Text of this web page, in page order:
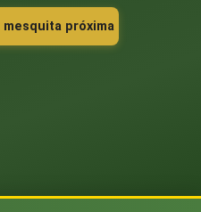
próxima